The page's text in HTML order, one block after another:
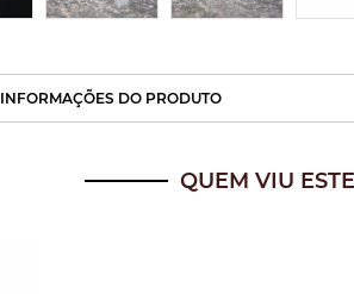
INFORMAÇÕES DO PRODUTO
QUEM VIU